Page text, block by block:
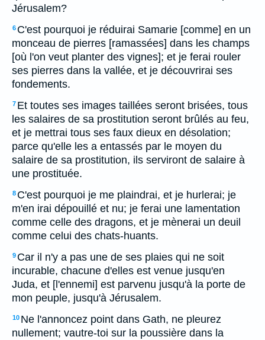
Jérusalem?
6 C'est pourquoi je réduirai Samarie [comme] en un
monceau de pierres [ramassées] dans les champs
[où l'on veut planter des vignes]; et je ferai rouler
ses pierres dans la vallée, et je découvrirai ses
fondements.
7 Et toutes ses images taillées seront brisées, tous
les salaires de sa prostitution seront brûlés au feu,
et je mettrai tous ses faux dieux en désolation;
parce qu'elle les a entassés par le moyen du
salaire de sa prostitution, ils serviront de salaire à
une prostituée.
8 C'est pourquoi je me plaindrai, et je hurlerai; je
m'en irai dépouillé et nu; je ferai une lamentation
comme celle des dragons, et je mènerai un deuil
comme celui des chats-huants.
9 Car il n'y a pas une de ses plaies qui ne soit
incurable, chacune d'elles est venue jusqu'en
Juda, et [l'ennemi] est parvenu jusqu'à la porte de
mon peuple, jusqu'à Jérusalem.
10 Ne l'annoncez point dans Gath, ne pleurez
nullement; vautre-toi sur la poussière dans la